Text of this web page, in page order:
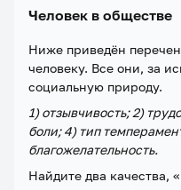
Человек в обществе
Ниже приведён
человеку. Все они, за
социальную природу.
1) отзывчивость; 2)
боли; 4) тип
благожелательность.
Найдите два качества,